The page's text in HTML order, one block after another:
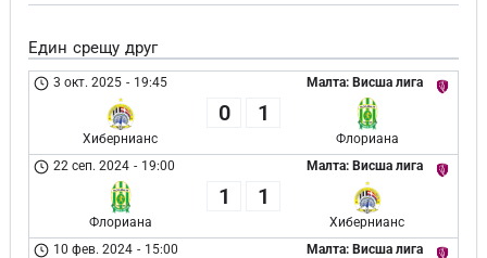
Един срещу друг
Малта: Висша лига
3 окт. 2025 - 19:45
Хибернианс
0 1
Флориана
Малта: Висша лига
22 сеп. 2024 - 19:00
Флориана
1 1
Хибернианс
Малта: Висша лига
10 фев. 2024 - 15:00